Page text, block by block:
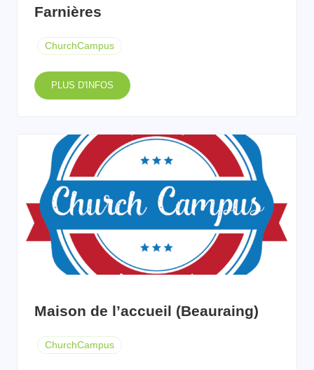
Farnières
ChurchCampus
PLUS D'INFOS
Maison de l’accueil (Beauraing)
ChurchCampus